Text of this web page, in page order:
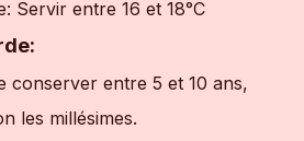
Servir entre 16 et 18°C
conserver entre 5 et 10 ans,
les millésimes.